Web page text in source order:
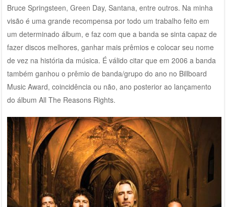
Bruce Springsteen, Green Day, Santana, entre outros. Na minha
visão é uma grande recompensa por todo um trabalho feito em
um determinado álbum, e faz com que a banda se sinta capaz de
fazer discos melhores, ganhar mais prêmios e colocar seu nome
de vez na história da música. É válido citar que em 2006 a banda
também ganhou o prêmio de banda/grupo do ano no Billboard
Music Award, coincidência ou não, ano posterior ao lançamento
do álbum All The Reasons Rights.